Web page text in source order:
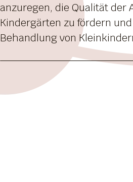
anzuregen, die Qualität der
Kindergärten zu fördern
Behandlung von